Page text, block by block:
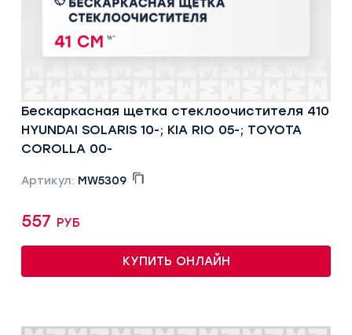
Бескаркасная щетка стеклоочистителя 410
HYUNDAI SOLARIS 10-; KIA RIO 05-; TOYOTA
COROLLA 00-
Артикул: MW5309
557 руб
КУПИТЬ ОНЛАЙН